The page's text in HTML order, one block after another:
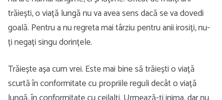
trăiești, o viață lungă nu va avea sens dacă se va dovedi
goală. Pentru a nu regreta mai târziu pentru anii irosiți, nu-
ți negați singu dorințele.
Trăiește așa cum vrei. Este mai bine să trăiești o viață
scurtă în conformitate cu propriile reguli decât o viață